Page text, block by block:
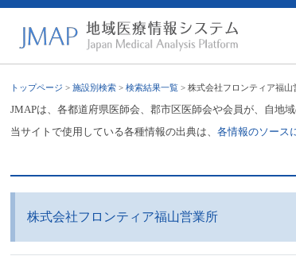
トップページ >施設別検索 >検索結果一覧 > 株式会社フロンティア福山
JMAPは、各都道府県医師会、郡市区医師会や会員が、自地
当サイトで使用している各種情報の出典は、各情報のソース
株式会社フロンティア福山営業所